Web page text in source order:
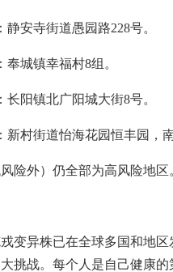
静安寺街道愚园路228号。
奉城镇幸福村8组。
阳镇北广阳城大街8号。
新村街道怡海花园恒丰园，
险外）仍全部为高风险地区
变异株已在全球多国和地
挑战。每个人是自己健康